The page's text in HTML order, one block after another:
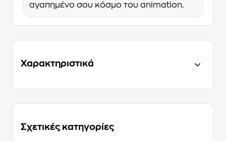
αγαπημένο σου κόσμο του animation.
Χαρακτηριστικά
Σχετικές κατηγορίες